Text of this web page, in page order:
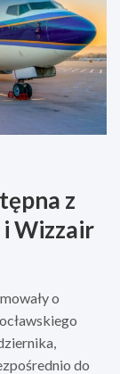
z
Wizzair
o
do